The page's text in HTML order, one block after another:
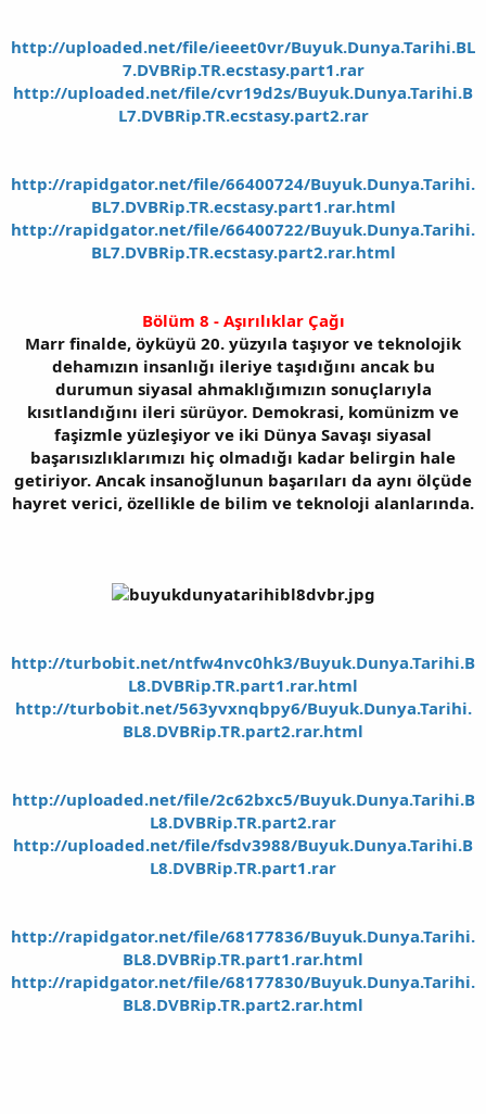
http://uploaded.net/file/ieeet0vr/Buyuk.Dunya.Tarihi.BL
7.DVBRip.TR.ecstasy.part1.rar
http://uploaded.net/file/cvr19d2s/Buyuk.Dunya.Tarihi.B
L7.DVBRip.TR.ecstasy.part2.rar
http://rapidgator.net/file/66400724/Buyuk.Dunya.Tarihi.
BL7.DVBRip.TR.ecstasy.part1.rar.html
http://rapidgator.net/file/66400722/Buyuk.Dunya.Tarihi.
BL7.DVBRip.TR.ecstasy.part2.rar.html
Bölüm 8 - Aşırılıklar Çağı
Marr finalde, öyküyü 20. yüzyıla taşıyor ve teknolojik
dehamızın insanlığı ileriye taşıdığını ancak bu
durumun siyasal ahmaklığımızın sonuçlarıyla
kısıtlandığını ileri sürüyor. Demokrasi, komünizm ve
faşizmle yüzleşiyor ve iki Dünya Savaşı siyasal
başarısızlıklarımızı hiç olmadığı kadar belirgin hale
getiriyor. Ancak insanoğlunun başarıları da aynı ölçüde
hayret verici, özellikle de bilim ve teknoloji alanlarında.
http://turbobit.net/ntfw4nvc0hk3/Buyuk.Dunya.Tarihi.B
L8.DVBRip.TR.part1.rar.html
http://turbobit.net/563yvxnqbpy6/Buyuk.Dunya.Tarihi.
BL8.DVBRip.TR.part2.rar.html
http://uploaded.net/file/2c62bxc5/Buyuk.Dunya.Tarihi.B
L8.DVBRip.TR.part2.rar
http://uploaded.net/file/fsdv3988/Buyuk.Dunya.Tarihi.B
L8.DVBRip.TR.part1.rar
http://rapidgator.net/file/68177836/Buyuk.Dunya.Tarihi.
BL8.DVBRip.TR.part1.rar.html
http://rapidgator.net/file/68177830/Buyuk.Dunya.Tarihi.
BL8.DVBRip.TR.part2.rar.html